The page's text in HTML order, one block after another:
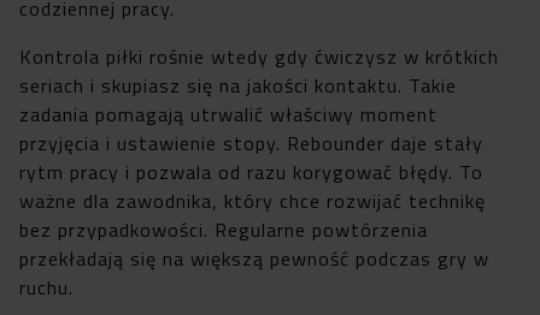
codziennej pracy.
Kontrola piłki rośnie wtedy gdy ćwiczysz w krótkich
seriach i skupiasz się na jakości kontaktu. Takie
zadania pomagają utrwalić właściwy moment
przyjęcia i ustawienie stopy. Rebounder daje stały
rytm pracy i pozwala od razu korygować błędy. To
ważne dla zawodnika, który chce rozwijać technikę
bez przypadkowości. Regularne powtórzenia
przekładają się na większą pewność podczas gry w
ruchu.